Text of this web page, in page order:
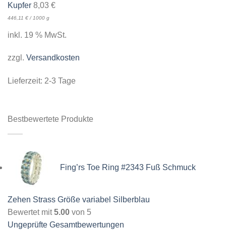
Kupfer 8,03 €
446,11 € / 1000 g
inkl. 19 % MwSt.
zzgl. Versandkosten
Lieferzeit: 2-3 Tage
Bestbewertete Produkte
Fing’rs Toe Ring #2343 Fuß Schmuck
Zehen Strass Größe variabel Silberblau
Bewertet mit5.00 von 5
Ungeprüfte Gesamtbewertungen